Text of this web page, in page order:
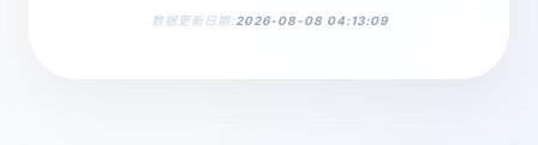
数据更新日期:2026-08-08 04:13:09